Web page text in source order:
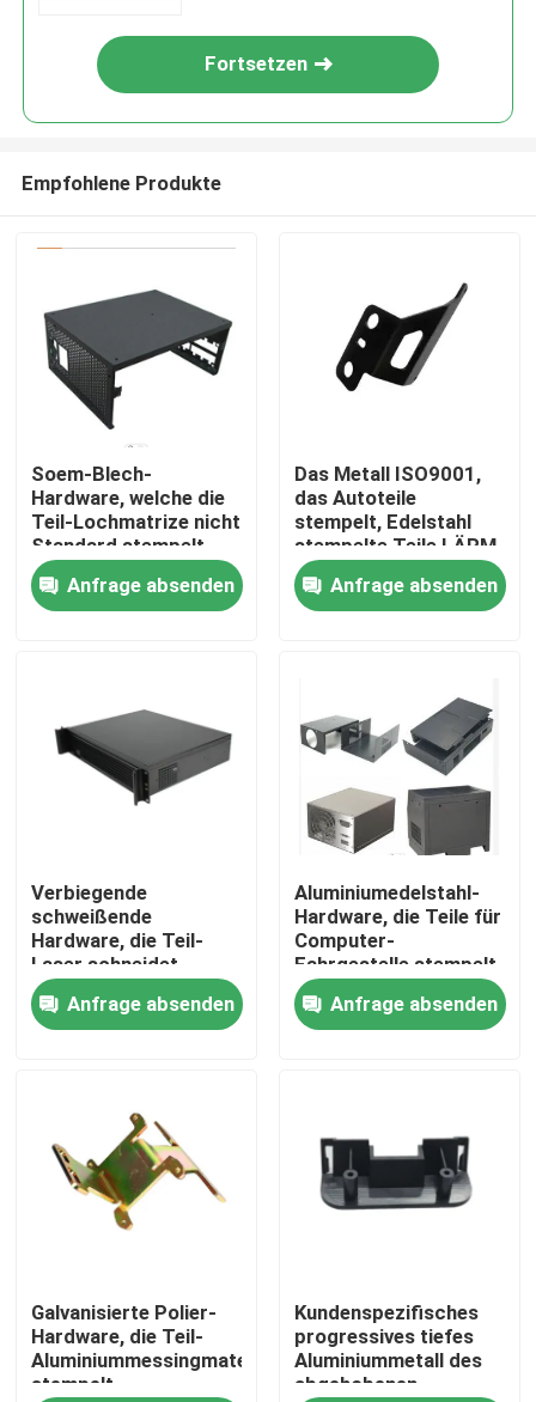
Produkte
Über uns
Fabrik-Ausflug
Treten Sie mit uns in Verbindung
Nachrichten
Fälle
Präzision cnc bearbeitete Teile maschinell
Fortsetzen
Empfohlene Produkte
Soem-Blech-
Hardware, welche die
Teil-Lochmatrize nicht
Standard stempelt
Anfrage absenden
Das Metall ISO9001,
das Autoteile
stempelt, Edelstahl
stempelte Teile LÄRM
Standard
Anfrage absenden
Verbiegende
schweißende
Hardware, die Teil-
Laser schneidet
kupfernes
Messingmaterial
stempelt
Anfrage absenden
Aluminiumedelstahl-
Hardware, die Teile für
Computer-
Fahrgestelle stempelt
Anfrage absenden
Galvanisierte Polier-
Hardware, die Teil-
Aluminiummessingmaterial
stempelt
Kundenspezifisches
progressives tiefes
Aluminiummetall des
abgehobenen